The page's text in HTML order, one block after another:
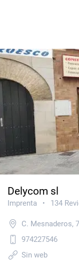
Delycom sl
Imprenta • 134
C. Mesnaderos,
974227546
Sin web